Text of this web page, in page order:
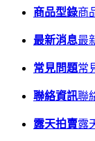
商品型錄商
最新消息最
常見問題常
聯絡資訊聯
露天拍賣露